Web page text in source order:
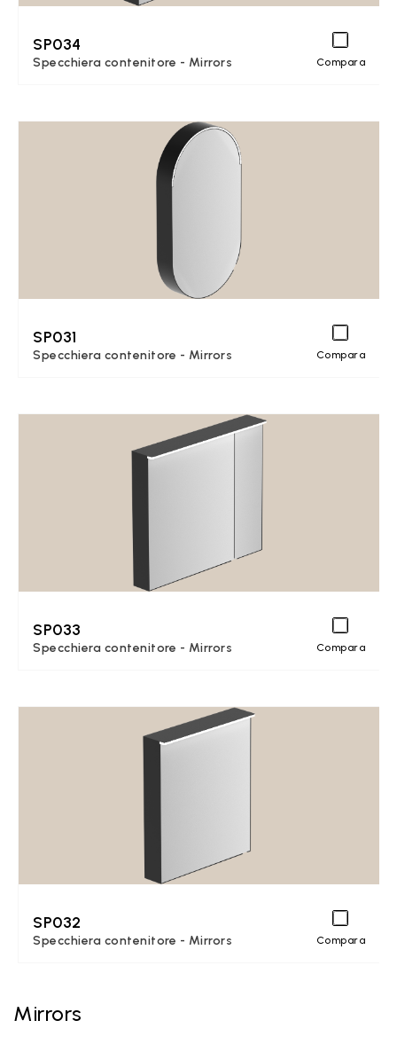
SP034
Specchiera contenitore - Mirrors Compara
SP031
Specchiera contenitore - Mirrors Compara
SP033
Specchiera contenitore - Mirrors Compara
SP032
Specchiera contenitore - Mirrors Compara
Mirrors